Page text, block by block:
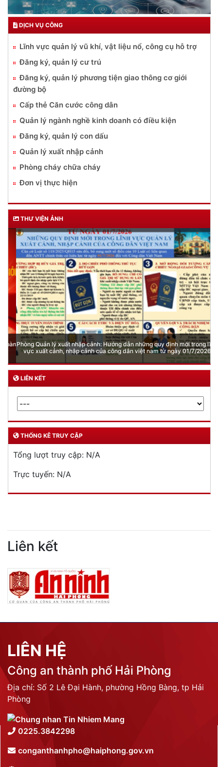
DỊCH VỤ CÔNG
Lĩnh vực quản lý vũ khí, vật liệu nổ, công cụ hỗ trợ
Đăng ký, quản lý cư trú
Đăng ký, quản lý phương tiện giao thông cơ giới
đường bộ
Cấp thẻ Căn cước công dân
Quản lý ngành nghề kinh doanh có điều kiện
Đăng ký, quản lý con dấu
Quản lý xuất nhập cảnh
Phòng cháy chữa cháy
Đơn vị thực hiện
THƯ VIỆN ẢNH
Phòng Quản lý xuất nhập cảnh: Hướng dẫn những quy định mới trong lĩnh
vực xuất cảnh, nhập cảnh của công dân việt nam từ ngày 01/7/2026
LIÊN KẾT
THỐNG KÊ TRUY CẬP
Tổng lượt truy cập: N/A
Trực tuyến: N/A
Liên kết
LIÊN HỆ
Công an thành phố Hải Phòng
Địa chỉ: Số 2 Lê Đại Hành, phường Hồng Bàng, tp Hải
Phòng
0225.3842298
conganthanhpho@haiphong.gov.vn